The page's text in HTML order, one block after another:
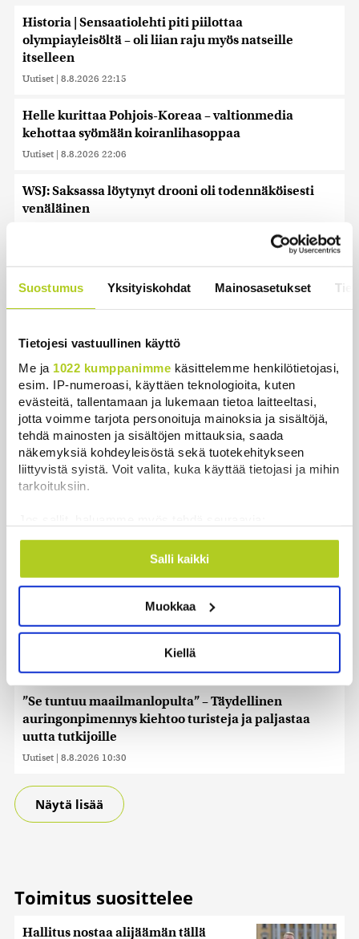
Suostumus Yksityiskohdat Mainosasetukset
Tietojesi vastuullinen käyttö
Me ja 1022 kumppanimme käsittelemme henkilötietojasi,
esim. IP-numeroasi, käyttäen teknologioita, kuten
evästeitä, tallentamaan ja lukemaan tietoa laitteeltasi,
jotta voimme tarjota personoituja mainoksia ja sisältöjä,
tehdä mainosten ja sisältöjen mittauksia, saada
näkemyksiä kohdeyleisöstä sekä tuotekehitykseen
liittyvistä syistä. Voit valita, kuka käyttää tietojasi ja mihin
tarkoituksiin.
Kerätä tietoja maantieteellisestä sijainnistasi,
mahdollisesti muutaman metrin tarkkuudella
ominaispiirteitä aktiivisesti (sormenjäljen
Lue lisää siitä, miten henkilötietojasi käsitellään ja miten
suostumustasi tai peruuttaa sen milloin vain
evästeilmoituksessa.
Käytämme evästeitä tarjoamamme sisällön ja mainosten
räätälöimiseen, sosiaalisen median ominaisuuksien
tukemiseen ja kävijämäärämme analysoimiseen. Lisäksi
jaamme sosiaalisen median, mainosalan ja analytiikka-
sivustoamme. Kumppanimme voivat yhdistää näitä
tietoja muihin tietoihin, joita olet antanut heille tai joita on
Salli kaikki
Muokkaa
Kiellä
Historia | Sensaatiolehti piti piilottaa
olympiayleisöltä – oli liian raju myös natseille
itselleen
Uutiset | 8.8.2026 22:15
Helle kurittaa Pohjois-Koreaa – valtionmedia
kehottaa syömään koiranlihasoppaa
Uutiset | 8.8.2026 22:06
WSJ: Saksassa löytynyt drooni oli todennäköisesti
venäläinen
Sikarutto tuo metsästysrajoituksia – vilkkain
metsästyskausi käynnistyy Suomessa
Bulgariassa on räjähtänyt drooni lähellä Romanian
Uutiset | 8.8.2026 14:40
HS: Kaikkonen puoluejohtajien ykkönen
Uutiset | 8.8.2026 13:09
Ursa on myynyt ennätysmäärän pimennyslaseja
auringonpimennyksen edellä
Suomessa näkyy keskiviikkona osittainen
Uutiset | 8.8.2026 11:30
Ensi viikolla Suomesta pääsee junalla
”Se tuntuu maailmanlopulta” – Täydellinen
auringonpimennys kiehtoo turisteja ja paljastaa
uutta tutkijoille
Uutiset | 8.8.2026 10:30
Näytä lisää
Toimitus suosittelee
Hallitus nostaa alijäämän tällä